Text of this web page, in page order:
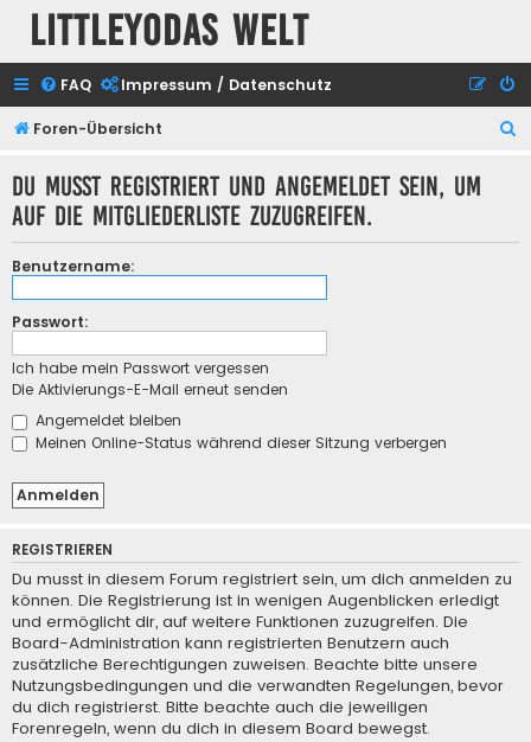
Littleyodas Welt
FAQ Impressum / Datenschutz
Foren-Übersicht
Du musst registriert und angemeldet sein, um
auf die Mitgliederliste zuzugreifen.
Benutzername:
Passwort:
Ich habe mein Passwort vergessen
Die Aktivierungs-E-Mail erneut senden
Angemeldet bleiben
Meinen Online-Status während dieser Sitzung verbergen
REGISTRIEREN
Du musst in diesem Forum registriert sein, um dich anmelden zu
können. Die Registrierung ist in wenigen Augenblicken erledigt
und ermöglicht dir, auf weitere Funktionen zuzugreifen. Die
Board-Administration kann registrierten Benutzern auch
zusätzliche Berechtigungen zuweisen. Beachte bitte unsere
Nutzungsbedingungen und die verwandten Regelungen, bevor
du dich registrierst. Bitte beachte auch die jeweiligen
Forenregeln, wenn du dich in diesem Board bewegst.